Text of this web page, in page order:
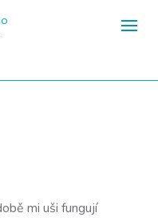
mi uši fungují